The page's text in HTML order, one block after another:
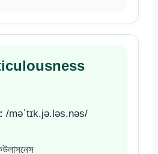
/məˈtɪk.jə.ləs.nəs/